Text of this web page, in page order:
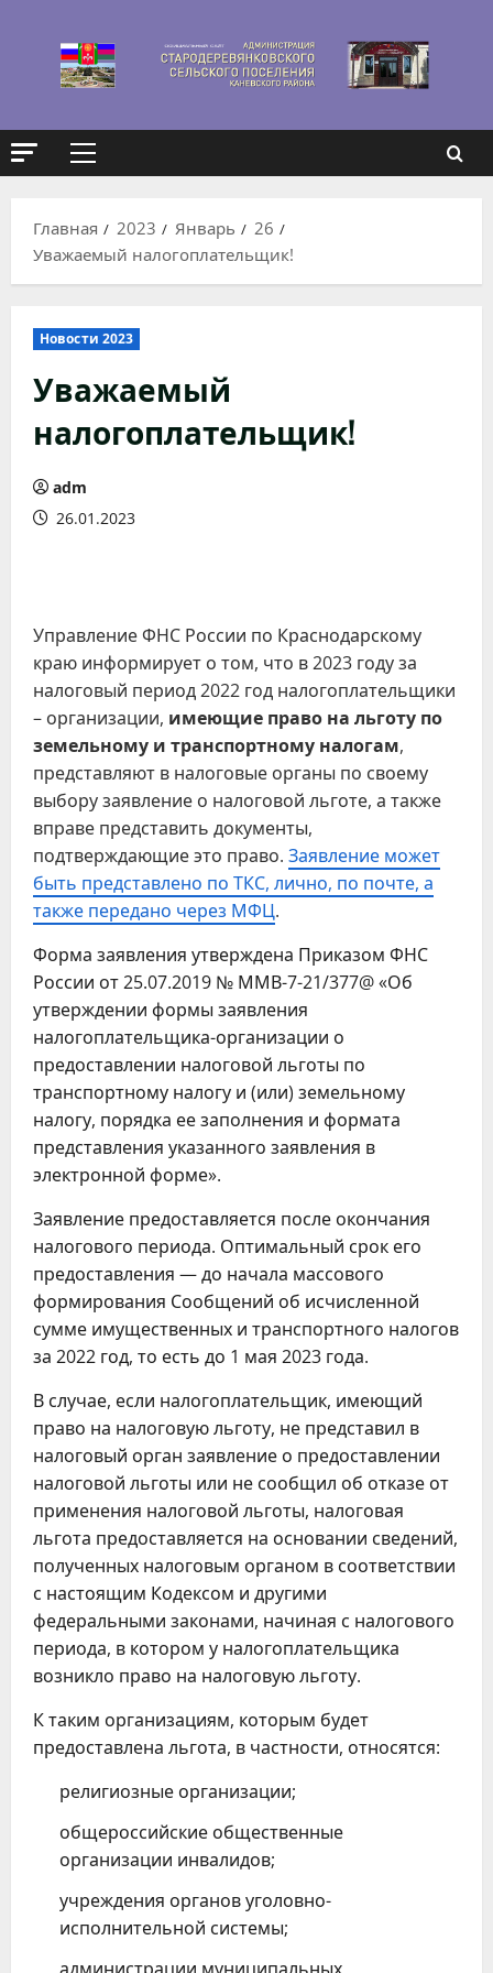
содержимому
Основное
Главная
2023 Январь
26
Уважаемый налогоплательщик!
Новости 2023
Уважаемый
налогоплательщик!
adm
26.01.2023
Управление ФНС России по Краснодарскому
краю информирует о том, что в 2023 году за
налоговый период 2022 год налогоплательщики
– организации, имеющие право на льготу по
земельному и транспортному налогам,
представляют в налоговые органы по своему
выбору заявление о налоговой льготе, а также
вправе представить документы,
подтверждающие это право. Заявление может
быть представлено по ТКС, лично, по почте, а
также передано через МФЦ.
Форма заявления утверждена Приказом ФНС
России от 25.07.2019 № ММВ-7-21/377@ «Об
утверждении формы заявления
налогоплательщика-организации о
предоставлении налоговой льготы по
транспортному налогу и (или) земельному
налогу, порядка ее заполнения и формата
представления указанного заявления в
электронной форме».
Заявление предоставляется после окончания
налогового периода. Оптимальный срок его
предоставления — до начала массового
формирования Сообщений об исчисленной
сумме имущественных и транспортного налогов
за 2022 год, то есть до 1 мая 2023 года.
В случае, если налогоплательщик, имеющий
право на налоговую льготу, не представил в
налоговый орган заявление о предоставлении
налоговой льготы или не сообщил об отказе от
применения налоговой льготы, налоговая
льгота предоставляется на основании сведений,
полученных налоговым органом в соответствии
с настоящим Кодексом и другими
федеральными законами, начиная с налогового
периода, в котором у налогоплательщика
возникло право на налоговую льготу.
К таким организациям, которым будет
предоставлена льгота, в частности, относятся:
религиозные организации;
общероссийские общественные
организации инвалидов;
учреждения органов уголовно-
исполнительной системы;